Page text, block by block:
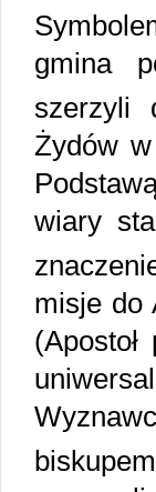
gmina
szerzyli
Żydów
wiary
misje do